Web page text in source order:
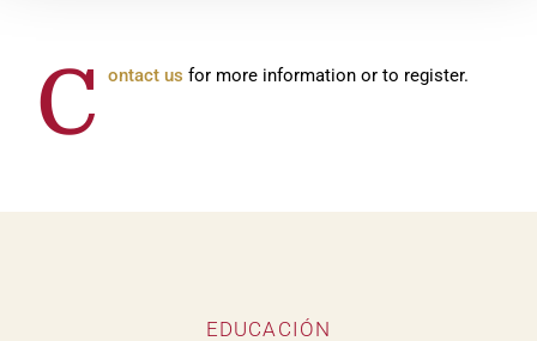
C ontact us for more information or to register.
EDUCACIÓN